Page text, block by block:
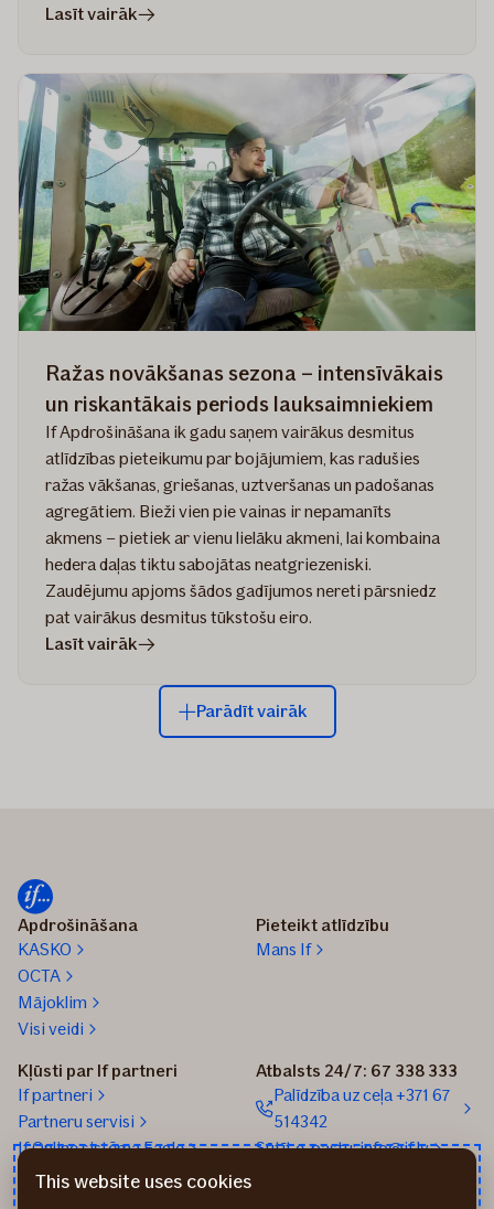
Lasīt vairākrakstā
uzmanību,
izvēloties
piemērotāko
apdrošināšanu
savai
saimniecībai
Ražas novākšanas sezona – intensīvākais
un riskantākais periods lauksaimniekiem
If Apdrošināšana ik gadu saņem vairākus desmitus
atlīdzības pieteikumu par bojājumiem, kas radušies
ražas vākšanas, griešanas, uztveršanas un padošanas
agregātiem. Bieži vien pie vainas ir nepamanīts
akmens – pietiek ar vienu lielāku akmeni, lai kombaina
hedera daļas tiktu sabojātas neatgriezeniski.
Zaudējumu apjoms šādos gadījumos nereti pārsniedz
pat vairākus desmitus tūkstošu eiro.
Lasīt vairākrakstā
novākšanas
sezona
Parādīt vairāk
Apdrošināšana
KASKO
OCTA
Mājoklim
Visi veidi
Pieteikt atlīdzību
Mans If
Kļūsti par If partneri
If partneri
Partneru servisi
If Online sistēma Eagle
Atbalsts 24/7: 67 338 333
Palīdzība uz ceļa +371 67
514342
Sūtīt e-pastu: info@if.lv
This website uses cookies